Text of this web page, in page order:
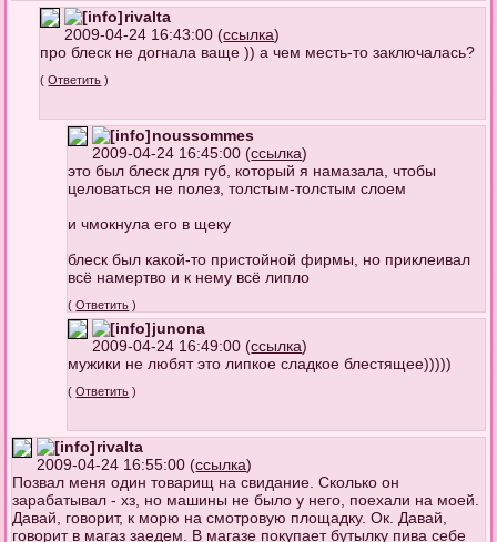
rivalta
2009-04-24 16:43:00 (ссылка)
про блеск не догнала ваще )) а чем месть-то заключалась?
(Ответить )
noussommes
2009-04-24 16:45:00 (ссылка)
это был блеск для губ, который я намазала, чтобы
целоваться не полез, толстым-толстым слоем
и чмокнула его в щеку
блеск был какой-то пристойной фирмы, но приклеивал
всё намертво и к нему всё липло
(Ответить )
junona
2009-04-24 16:49:00 (ссылка)
мужики не любят это липкое сладкое блестящее)))))
(Ответить )
rivalta
2009-04-24 16:55:00 (ссылка)
Позвал меня один товарищ на свидание. Сколько он
зарабатывал - хз, но машины не было у него, поехали на моей.
Давай, говорит, к морю на смотровую площадку. Ок. Давай,
говорит в магаз заедем. В магазе покупает бутылку пива себе